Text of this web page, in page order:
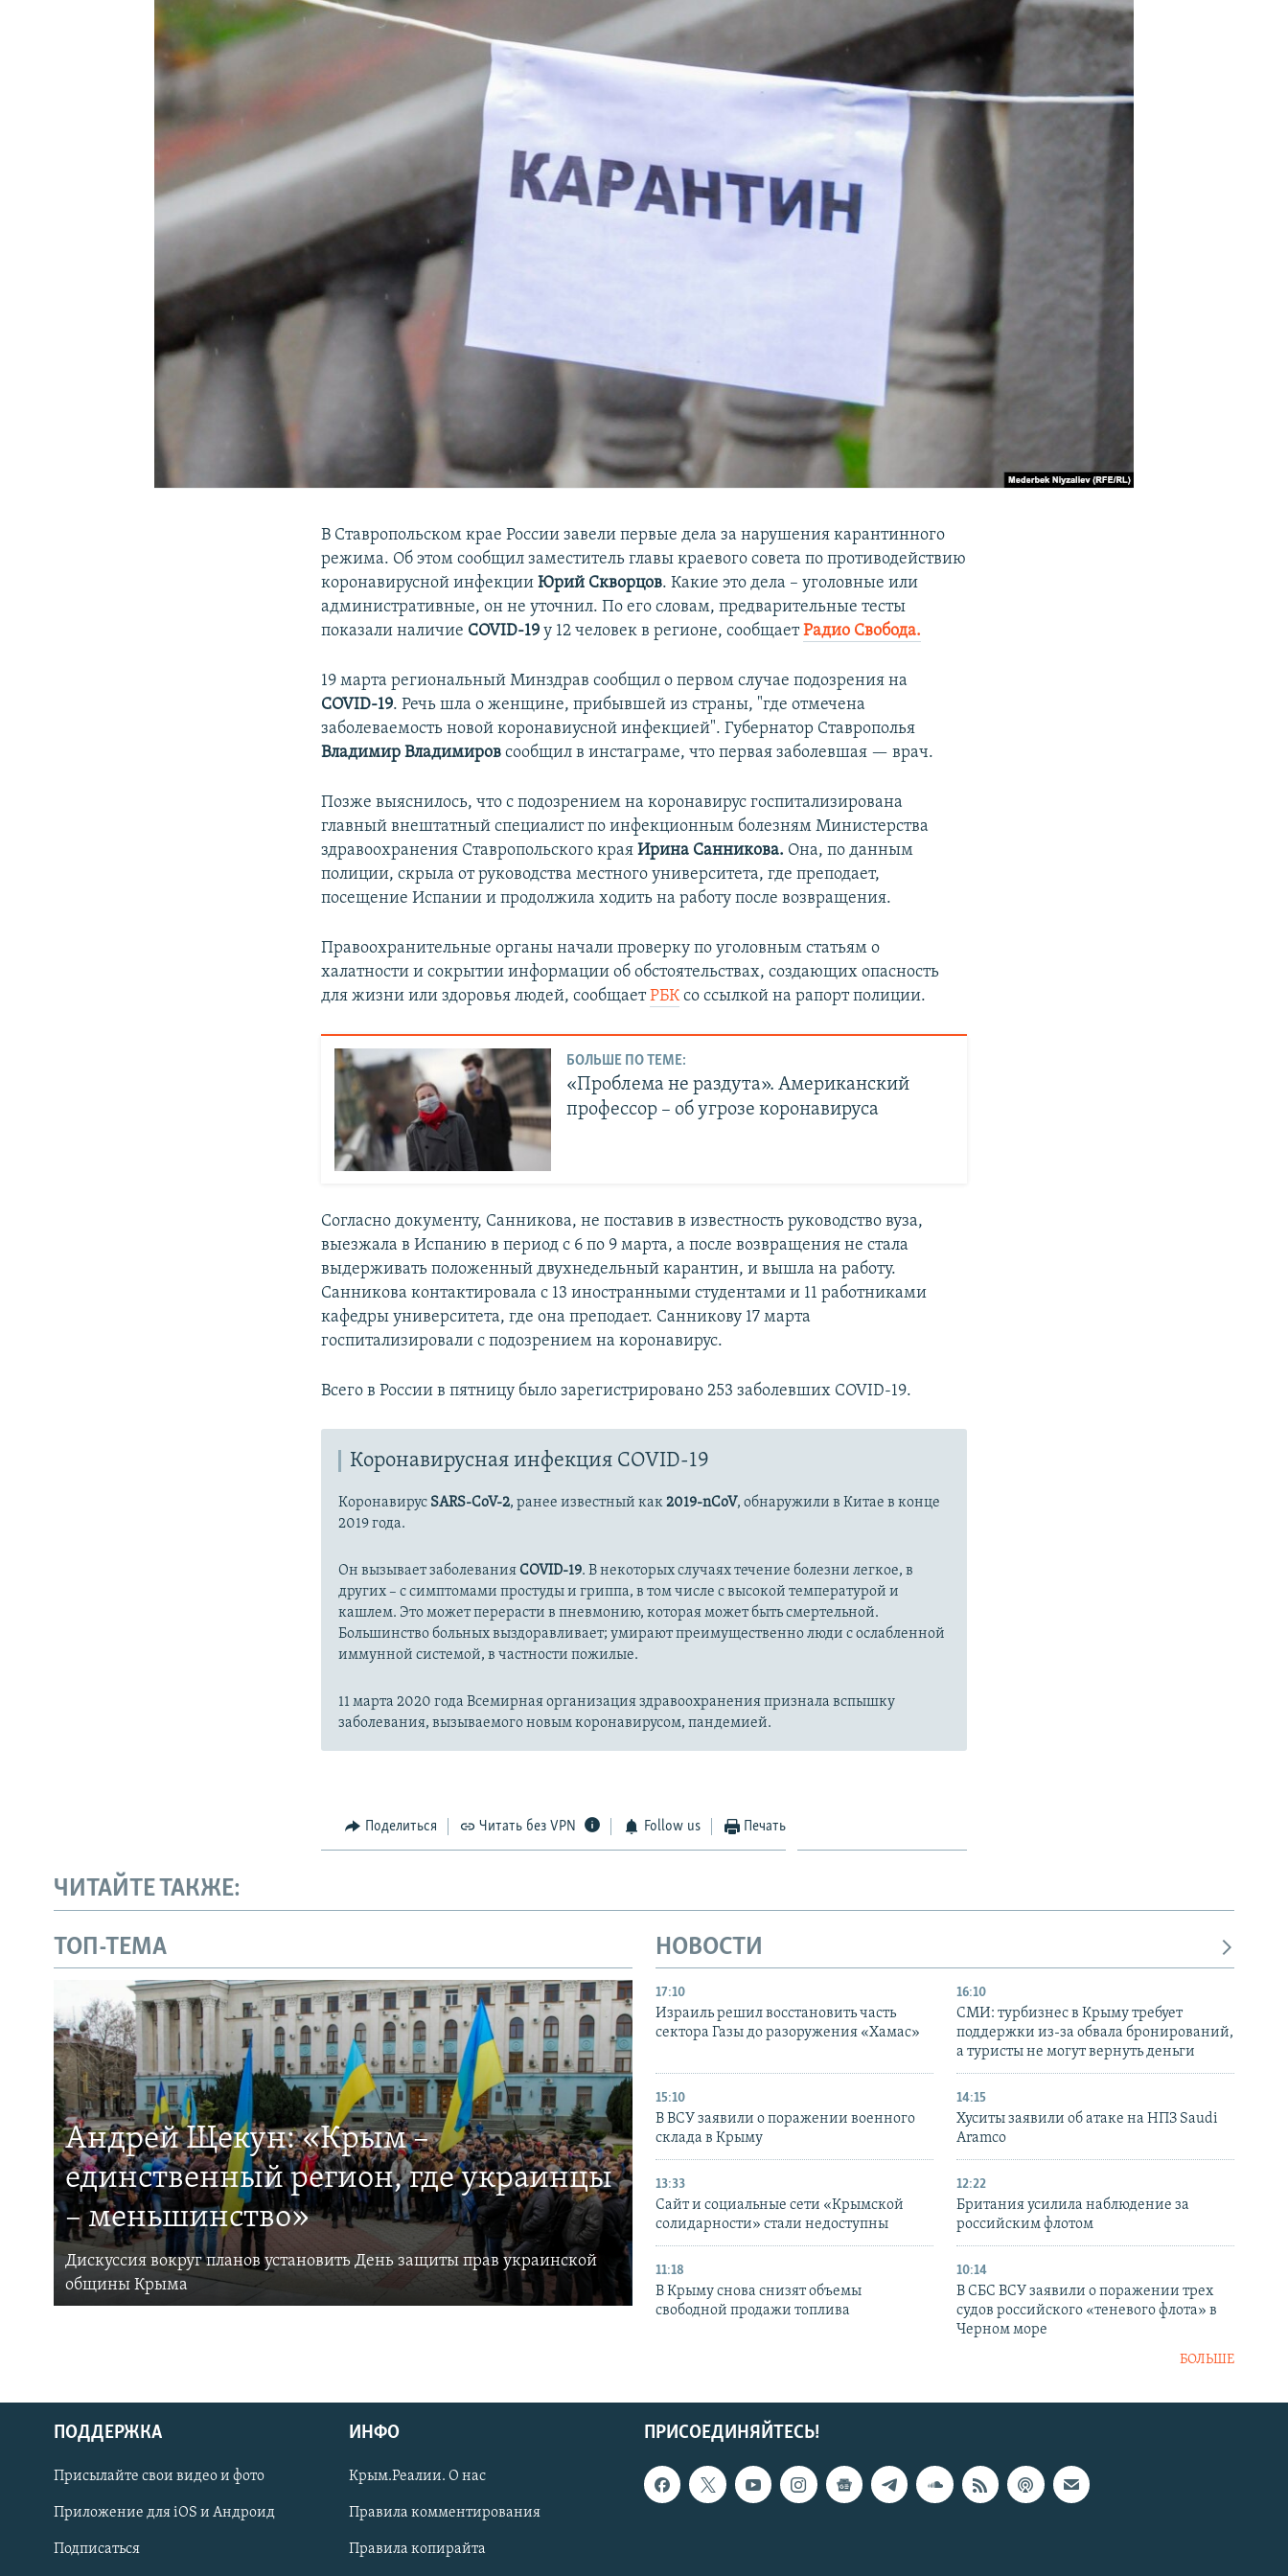
КРЫМ.НЕПОКОРЕННЫЙ
УКРАИНСКАЯ ПРОБЛЕМА КРЫМА
Українською
Qırımtatar
ПРИСОЕДИНЯЙТЕСЬ!
В Ставропольском крае России завели первые дела за нарушения карантинного
режима. Об этом сообщил заместитель главы краевого совета по противодействию
коронавирусной инфекцииЮрий Скворцов. Какие это дела – уголовные или
административные, он не уточнил. По его словам, предварительные тесты
показали наличие COVID-19 у 12 человек в регионе, сообщаетРадио Свобода.
19 марта региональный Минздрав сообщил о первом случае подозрения на
COVID-19. Речь шла о женщине, прибывшей из страны, "где отмечена
заболеваемость новой коронавиусной инфекцией". Губернатор Ставрополья
Владимир Владимиров сообщил в инстаграме, что первая заболевшая — врач.
Позже выяснилось, что с подозрением на коронавирус госпитализирована
главный внештатный специалист по инфекционным болезням Министерства
здравоохранения Ставропольского края Ирина Санникова. Она, по данным
полиции, скрыла от руководства местного университета, где преподает,
посещение Испании и продолжила ходить на работу после возвращения.
Правоохранительные органы начали проверку по уголовным статьям о
халатности и сокрытии информации об обстоятельствах, создающих опасность
для жизни или здоровья людей, сообщаетРБКсо ссылкой на рапорт полиции.
БОЛЬШЕ ПО ТЕМЕ:
«Проблема не раздута». Американский
профессор – об угрозе коронавируса
Согласно документу, Санникова, не поставив в известность руководство вуза,
выезжала в Испанию в период с 6 по 9 марта, а после возвращения не стала
выдерживать положенный двухнедельный карантин, и вышла на работу.
Санникова контактировала с 13 иностранными студентами и 11 работниками
кафедры университета, где она преподает. Санникову 17 марта
госпитализировали с подозрением на коронавирус.
Всего в России в пятницу было зарегистрировано 253 заболевших COVID-19.
Коронавирусная инфекция COVID-19
Коронавирус SARS-CoV-2, ранее известный как2019-nCoV, обнаружили в Китае в конце
2019 года.
Он вызывает заболеванияCOVID-19. В некоторых случаях течение болезни легкое, в
других – с симптомами простуды и гриппа, в том числе с высокой температурой и
кашлем. Это может перерасти в пневмонию, которая может быть смертельной.
Большинство больных выздоравливает; умирают преимущественно люди с ослабленной
иммунной системой, в частности пожилые.
11 марта 2020 года Всемирная организация здравоохранения признала вспышку
заболевания, вызываемого новым коронавирусом, пандемией.
Поделиться Читать без VPN Follow us Печать
ЧИТАЙТЕ ТАКЖЕ:
ТОП-ТЕМА
Андрей Щекун: «Крым –
единственный регион, где украинцы
– меньшинство»
Дискуссия вокруг планов установить День защиты прав украинской
общины Крыма
НОВОСТИ
17:10
Израиль решил восстановить часть
сектора Газы до разоружения «Хамас»
16:10
СМИ: турбизнес в Крыму требует
поддержки из-за обвала бронирований,
а туристы не могут вернуть деньги
15:10
В ВСУ заявили о поражении военного
склада в Крыму
14:15
Хуситы заявили об атаке на НПЗ Saudi
Aramco
13:33
Сайт и социальные сети «Крымской
солидарности» стали недоступны
12:22
Британия усилила наблюдение за
российским флотом
11:18
В Крыму снова снизят объемы
свободной продажи топлива
10:14
В СБС ВСУ заявили о поражении трех
судов российского «теневого флота» в
Черном море
БОЛЬШЕ
ПРИСОЕДИНЯЙТЕСЬ!
ПОДДЕРЖКА
Присылайте свои видео и фото
Приложение для iOS и Андроид
Подписаться
ИНФО
Крым.Реалии. О нас
Правила комментирования
Правила копирайта